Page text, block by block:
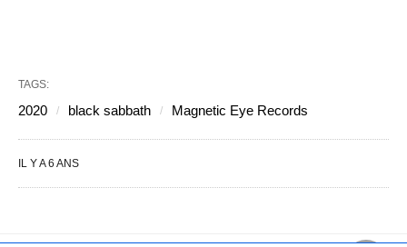
TAGS:
2020 black sabbath Magnetic Eye Records
IL Y A 6 ANS